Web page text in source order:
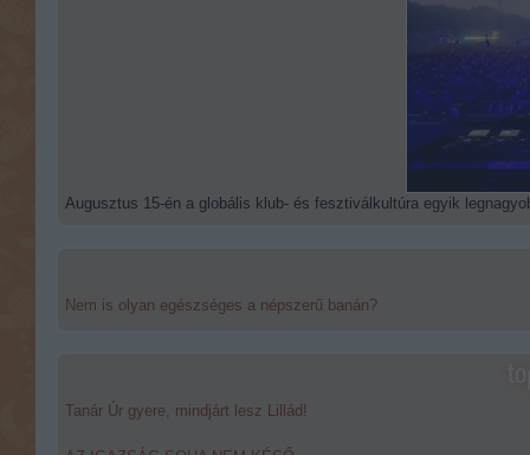
Augusztus 15-én a globális klub- és fesztiválkultúra egyik
Nem is olyan egészséges a népszerű banán?
Tanár Úr gyere, mindjárt lesz Lillád!